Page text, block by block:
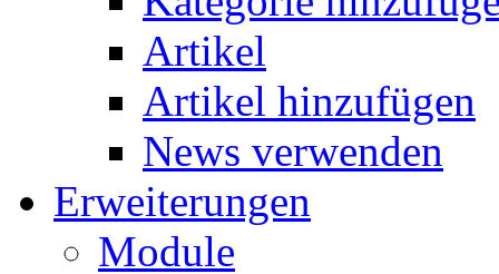
Artikel
Artikel hinzufügen
News verwenden
Erweiterungen
Module